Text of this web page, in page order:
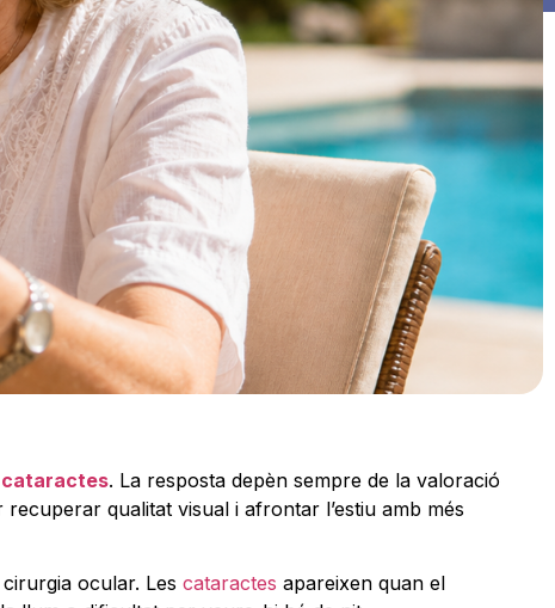
. La resposta depèn sempre de la valoració
qualitat visual i afrontar l’estiu amb més
ocular. Les cataractes apareixen quan el